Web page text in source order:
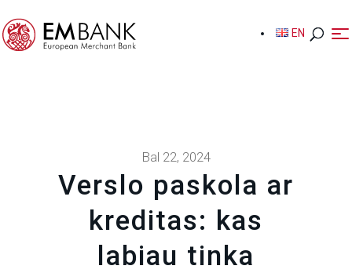
EN
EN
Bal 22, 2024
Verslo paskola ar
kreditas: kas
labiau tinka